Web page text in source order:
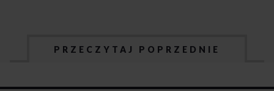
PRZECZYTAJ POPRZEDNIE